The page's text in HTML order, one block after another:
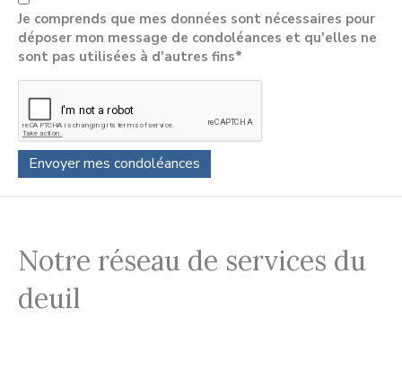
Je comprends que mes données sont nécessaires pour
déposer mon message de condoléances et qu'elles ne
sont pas utilisées à d'autres fins*
Notre réseau de services du
deuil